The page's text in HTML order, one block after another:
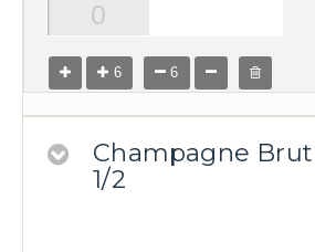
6 6
Champagne
1/2